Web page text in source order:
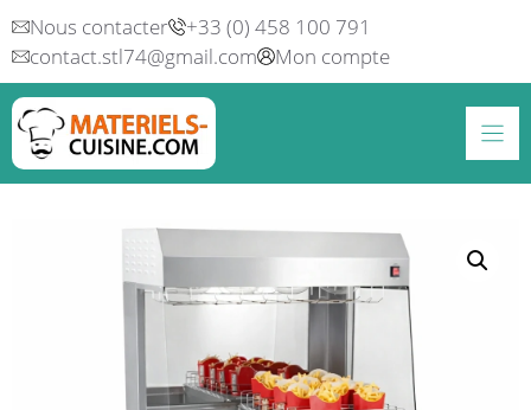
Aller
au
contenu
Nous contacter
+33 (0) 458 100 791
contact.stl74@gmail.com
Mon compte